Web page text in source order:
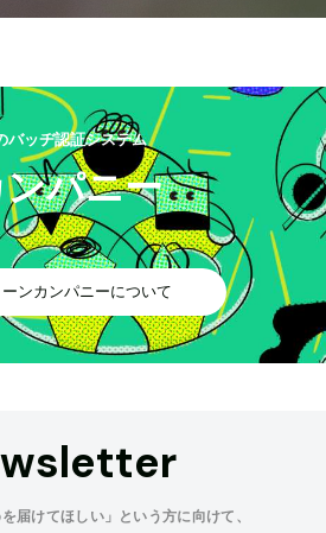
バッヂ認証システム
パニー
ンカンパニーについて
届けてほしい」という方に向けて、